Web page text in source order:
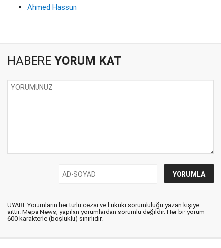
Ahmed Hassun
HABERE YORUM KAT
UYARI: Yorumların her türlü cezai ve hukuki sorumluluğu yazan kişiye
aittir. Mepa News, yapılan yorumlardan sorumlu değildir. Her bir yorum
600 karakterle (boşluklu) sınırlıdır.